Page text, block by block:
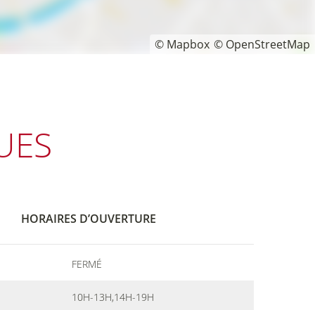
© Mapbox © OpenStreetMap
HORAIRES D’OUVERTURE
FERMÉ
10H-13H,14H-19H